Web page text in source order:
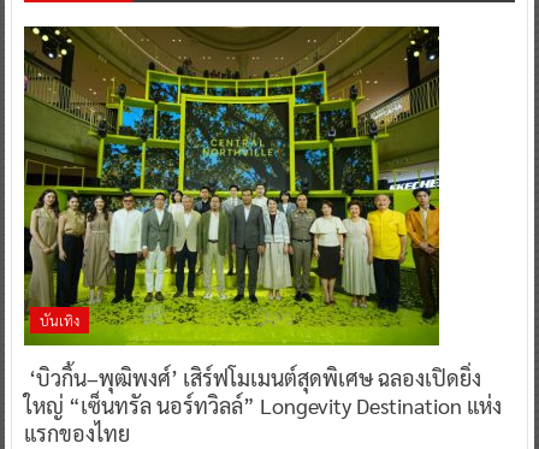
บันเทิง
‘บิวกิ้น–พุฒิพงศ์’ เสิร์ฟโมเมนต์สุดพิเศษ ฉลองเปิดยิ่ง
ใหญ่ “เซ็นทรัล นอร์ทวิลล์” Longevity Destination แห่ง
แรกของไทย